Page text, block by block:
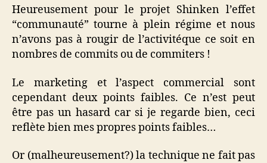
Heureusement pour le projet Shinken l’effet
“communauté” tourne à plein régime et nous
n’avons pas à rougir de l’activitéque ce soit en
nombres de commits ou de commiters !
Le marketing et l’aspect commercial sont
cependant deux points faibles. Ce n’est peut
être pas un hasard car si je regarde bien, ceci
reflète bien mes propres points faibles…
Or (malheureusement?) la technique ne fait pas